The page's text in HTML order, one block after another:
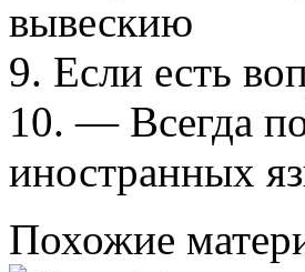
вывескию
9. Если есть
10. — Всегда
иностранных
Похожие